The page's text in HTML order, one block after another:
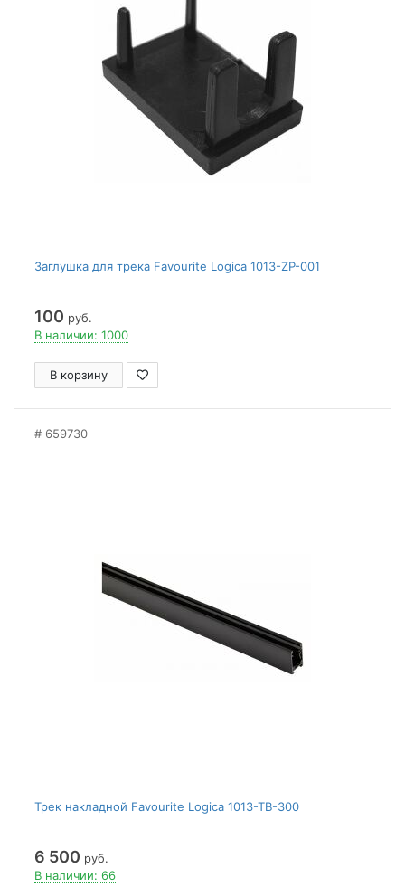
Заглушка для трека Favourite Logica 1013-ZP-001
100 руб.
В наличии: 1000
В корзину
659730
Трек накладной Favourite Logica 1013-TB-300
6 500 руб.
В наличии: 66